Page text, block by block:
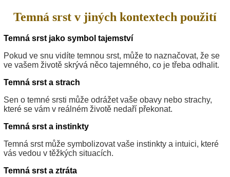
Temná srst v jiných kontextech použití
Temná srst jako symbol tajemství
Pokud ve snu vidíte temnou srst, může to naznačovat, že se
ve vašem životě skrývá něco tajemného, co je třeba odhalit.
Temná srst a strach
Sen o temné srsti může odrážet vaše obavy nebo strachy,
které se vám v reálném životě nedaří překonat.
Temná srst a instinkty
Temná srst může symbolizovat vaše instinkty a intuici, které
vás vedou v těžkých situacích.
Temná srst a ztráta